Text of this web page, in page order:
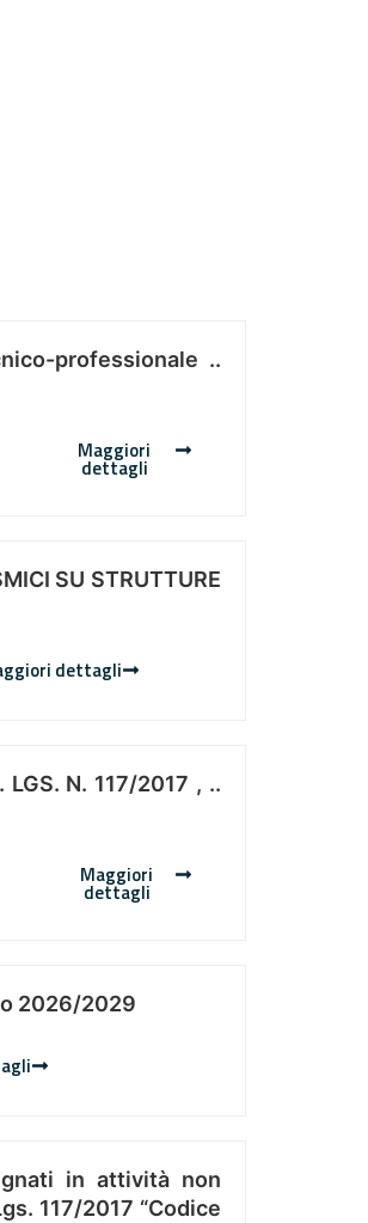
professionale ..
Maggiori
dettagli
SU STRUTTURE
dettagli
LGS. N. 117/2017 , ..
Maggiori
dettagli
2026/2029
in attività non
117/2017 “Codice